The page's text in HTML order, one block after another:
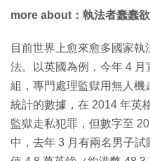
more about：執法者蠢蠢
目前世界上愈來愈多國家
法。以英國為例，今年 4
組，專門處理監獄用無人機
統計的數據，在 2014 年英
監獄走私犯罪，但數字至
中，去年 3 月有兩名男子